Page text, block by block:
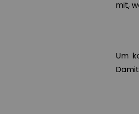
mit,
Um